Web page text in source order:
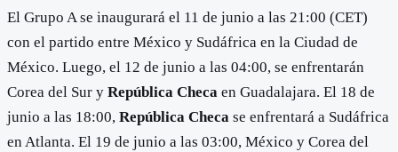
El Grupo A se inaugurará el 11 de junio a las 21:00 (CET)
con el partido entre México y Sudáfrica en la Ciudad de
México. Luego, el 12 de junio a las 04:00, se enfrentarán
Corea del Sur y República Checa en Guadalajara. El 18 de
junio a las 18:00, República Checa se enfrentará a Sudáfrica
en Atlanta. El 19 de junio a las 03:00, México y Corea del